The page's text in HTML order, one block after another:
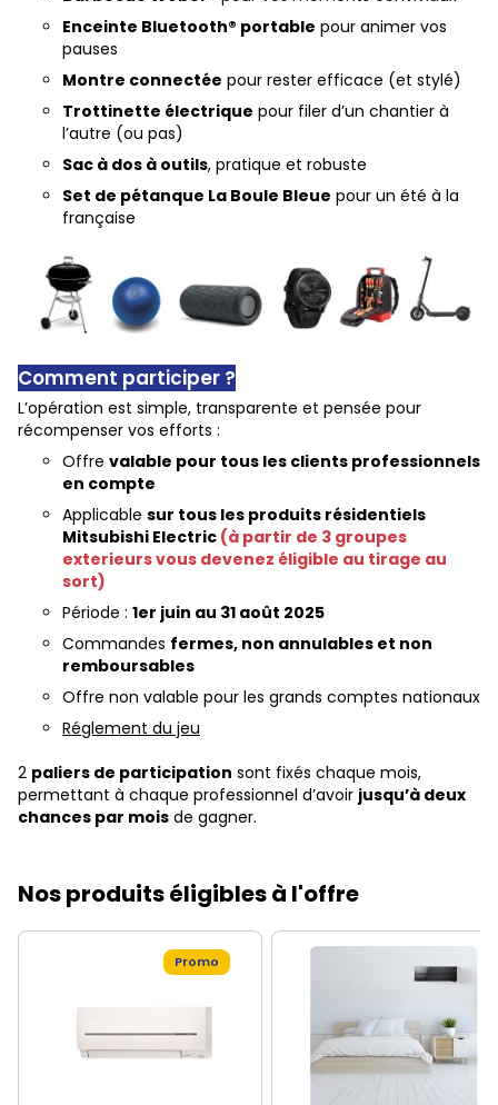
Enceinte Bluetooth® portable pour animer vos
pauses
Montre connectée pour rester efficace (et stylé)
Trottinette électrique pour filer d’un chantier à
l’autre (ou pas)
Sac à dos à outils, pratique et robuste
Set de pétanque La Boule Bleue pour un été à la
française
Comment participer ?
L’opération est simple, transparente et pensée pour
récompenser vos efforts :
Offre valable pour tous les clients professionnels
en compte
Applicable sur tous les produits résidentiels
Mitsubishi Electric (à partir de 3 groupes
exterieurs vous devenez éligible au tirage au
sort)
Période : 1er juin au 31 août 2025
Commandes fermes, non annulables et non
remboursables
Offre non valable pour les grands comptes nationaux
Réglement du jeu
2 paliers de participation sont fixés chaque mois,
permettant à chaque professionnel d’avoir jusqu’à deux
chances par mois de gagner.
Nos produits éligibles à l'offre
Promo